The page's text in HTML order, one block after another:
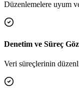
Düzenlemelere uyum
Denetim ve Süreç
Veri süreçlerinin